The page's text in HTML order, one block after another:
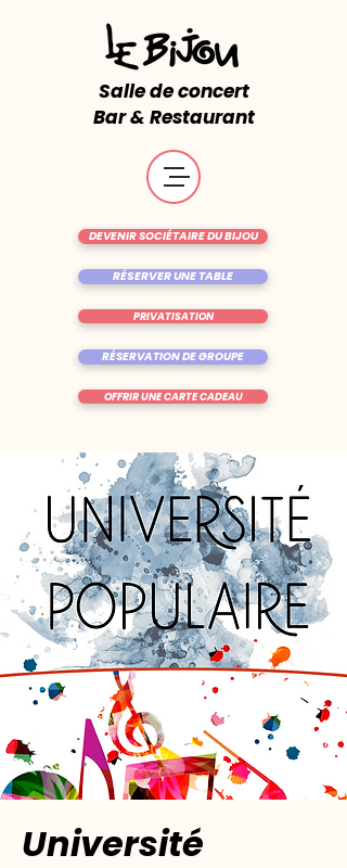
Salle de concert
Bar & Restaurant
RÉSERVER UNE TABLE
OFFRIR UNE CARTE CADEAU
DEVENIR SOCIÉTAIRE DU BIJOU
RÉSERVATION DE GROUPE
PRIVATISATION
Université